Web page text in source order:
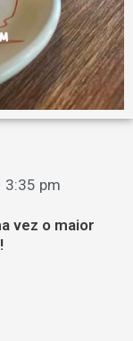
3:35 pm
vez o maior